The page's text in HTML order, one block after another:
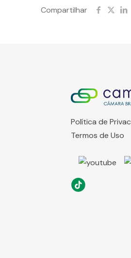
Compartilhar
Política de
Termos de Uso